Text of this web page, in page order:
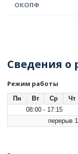
ОКОПФ
Сведения о
Режим работы
Пн Вт Ср Чт
08:00 - 17:15
перерыв